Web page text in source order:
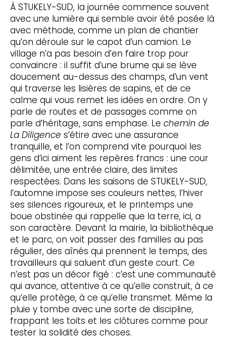
À STUKELY-SUD, la journée commence souvent
avec une lumière qui semble avoir été posée là
avec méthode, comme un plan de chantier
qu’on déroule sur le capot d’un camion. Le
village n’a pas besoin d’en faire trop pour
convaincre : il suffit d’une brume qui se lève
doucement au-dessus des champs, d’un vent
qui traverse les lisières de sapins, et de ce
calme qui vous remet les idées en ordre. On y
parle de routes et de passages comme on
parle d’héritage, sans emphase. Le chemin de
La Diligence s’étire avec une assurance
tranquille, et l’on comprend vite pourquoi les
gens d’ici aiment les repères francs : une cour
délimitée, une entrée claire, des limites
respectées. Dans les saisons de STUKELY-SUD,
l’automne impose ses couleurs nettes, l’hiver
ses silences rigoureux, et le printemps une
boue obstinée qui rappelle que la terre, ici, a
son caractère. Devant la mairie, la bibliothèque
et le parc, on voit passer des familles au pas
régulier, des aînés qui prennent le temps, des
travailleurs qui saluent d’un geste court. Ce
n’est pas un décor figé : c’est une communauté
qui avance, attentive à ce qu’elle construit, à ce
qu’elle protège, à ce qu’elle transmet. Même la
pluie y tombe avec une sorte de discipline,
frappant les toits et les clôtures comme pour
tester la solidité des choses.